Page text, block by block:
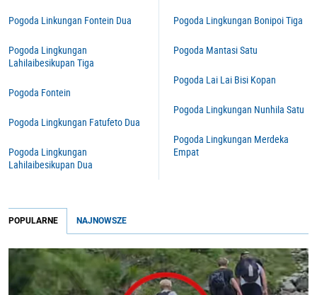
Pogoda Linkungan Fontein Dua
Pogoda Lingkungan
Lahilaibesikupan Tiga
Pogoda Fontein
Pogoda Lingkungan Fatufeto Dua
Pogoda Lingkungan
Lahilaibesikupan Dua
Pogoda Lingkungan Bonipoi Tiga
Pogoda Mantasi Satu
Pogoda Lai Lai Bisi Kopan
Pogoda Lingkungan Nunhila Satu
Pogoda Lingkungan Merdeka
Empat
POPULARNE NAJNOWSZE